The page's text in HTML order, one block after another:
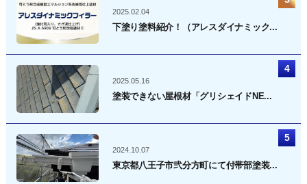
2025.02.04
下塗り塗料紹介！（アレスダイナミック...
2025.05.16
塗装できない屋根材「グリシェイドNE...
2024.10.07
東京都八王子市弐分方町にて付帯部塗装...